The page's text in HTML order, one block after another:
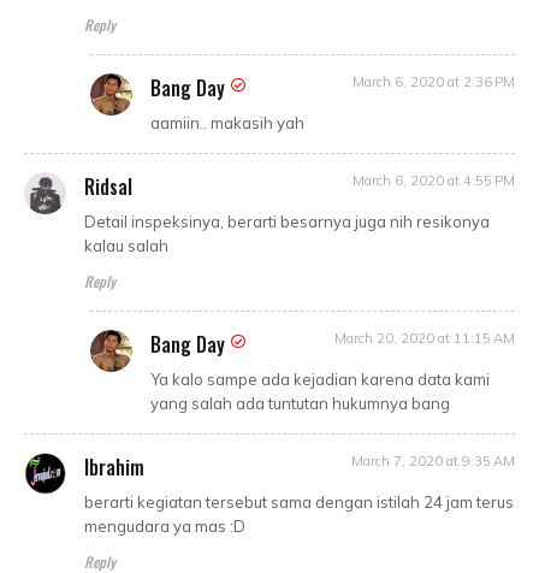
Reply
Bang Day March 6, 2020 at 2:36 PM
aamiin.. makasih yah
Ridsal March 6, 2020 at 4:55 PM
Detail inspeksinya, berarti besarnya juga nih resikonya
kalau salah
Reply
Bang Day March 20, 2020 at 11:15 AM
Ya kalo sampe ada kejadian karena data kami
yang salah ada tuntutan hukumnya bang
Ibrahim March 7, 2020 at 9:35 AM
berarti kegiatan tersebut sama dengan istilah 24 jam terus
mengudara ya mas :D
Reply